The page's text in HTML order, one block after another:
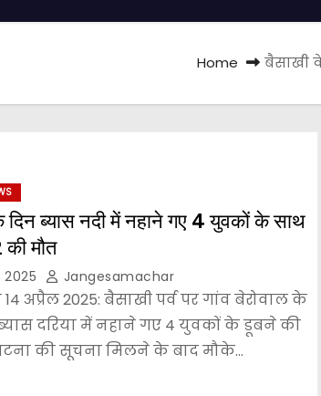
Home बैसाखी
दिन ब्यास नदी में नहाने गए 4 युवकों के साथ
की मौत
2025 Jangesamachar
अप्रैल 2025: बैसाखी पर्व पर गांव बेरोवाल के
दरिया में नहाने गए 4 युवकों के डूबने की
की सूचना मिलने के बाद मौके…